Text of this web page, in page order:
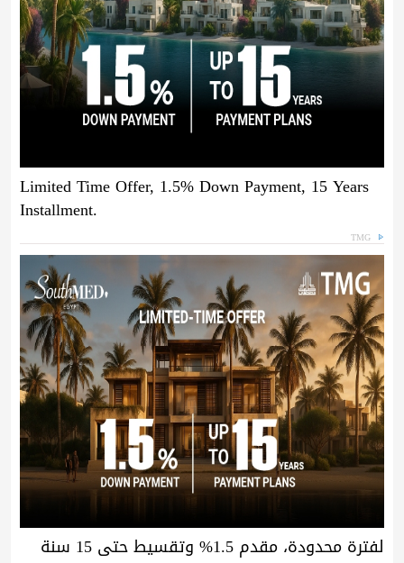
Limited Time Offer, 1.5% Down Payment, 15 Years
Installment.
TMG
لفترة محدودة، مقدم 1.5% وتقسيط حتى 15 سنة